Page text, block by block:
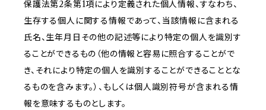
保護法第2条第1項により定義された個人情報、すなわち、
生存する個人に関する情報であって、当該情報に含まれる
氏名、生年月日その他の記述等により特定の個人を識別す
ることができるもの（他の情報と容易に照合することがで
き、それにより特定の個人を識別することができることとな
るものを含みます。）、もしくは個人識別符号が含まれる情
報を意味するものとします。